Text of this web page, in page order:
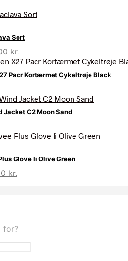
Sort
kr.
aktuelle
pris
er:
Pacr Kortærmet Cykeltrøje Black
Jacket C2 Moon Sand
Glove Ii Olive Green
kr.
for?